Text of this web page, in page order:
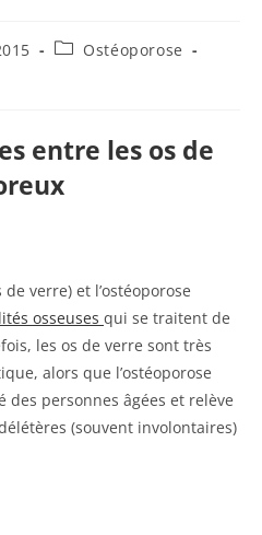
PostOstéoporose
entre les os de
verre) et l’ostéoporose
osseuses qui se traitent de
les os de verre sont très
alors que l’ostéoporose
des personnes âgées et relève
(souvent involontaires)